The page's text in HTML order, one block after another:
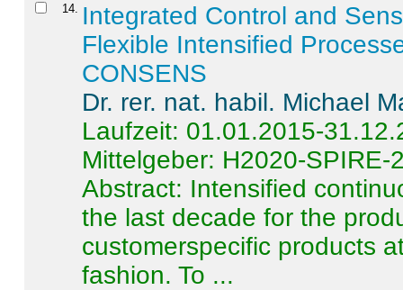
14
Integrated Control and
Flexible Intensified
CONSENS
Dr. rer. nat. habil. Michael
Laufzeit: 01.01.2015-
Mittelgeber: H2020-SPIRE-
Abstract: Intensified
the last decade for the
customerspecific products
fashion. To ...